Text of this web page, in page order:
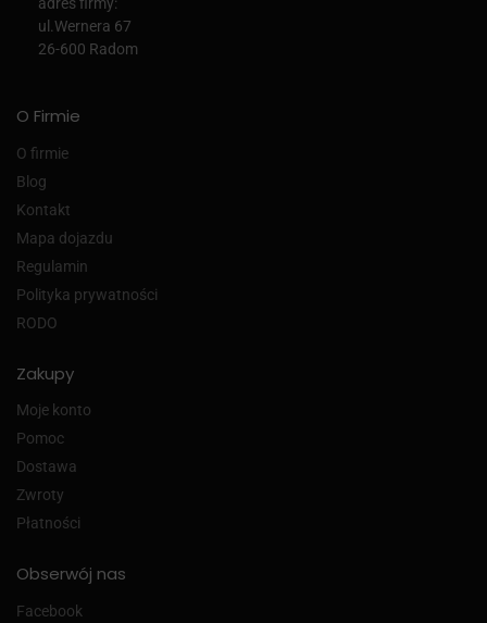
adres firmy:
ul.Wernera 67
26-600 Radom
O Firmie
O firmie
Blog
Kontakt
Mapa dojazdu
Regulamin
Polityka prywatności
RODO
Zakupy
Moje konto
Pomoc
Dostawa
Zwroty
Płatności
Obserwój nas
Facebook